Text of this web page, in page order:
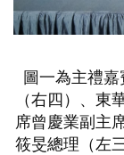
圖一為主禮
（右四）、
席曾慶業副主
筱旻總理（左